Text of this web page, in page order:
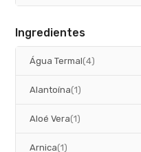
Ingredientes
Água Termal 4
artigos
Alantoína 1
artigo
Aloé Vera 1
artigo
Arnica 1
artigo